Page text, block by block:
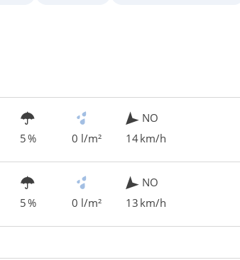
5 % 0 l/m²
NO
14 km/h
5 % 0 l/m²
NO
13 km/h